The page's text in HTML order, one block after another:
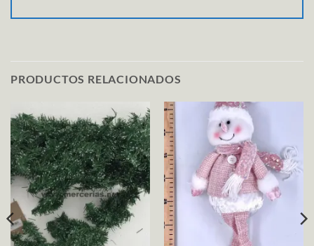
PRODUCTOS RELACIONADOS